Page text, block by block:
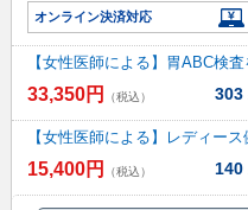
オンライン決済対応
【女性医師による】胃ABC検
33,350円 （税込） 303
【女性医師による】レディー
15,400円 （税込） 140